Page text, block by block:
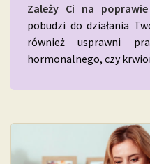
Zależy Ci na
pobudzi do działania
również usprawni
hormonalnego, czy